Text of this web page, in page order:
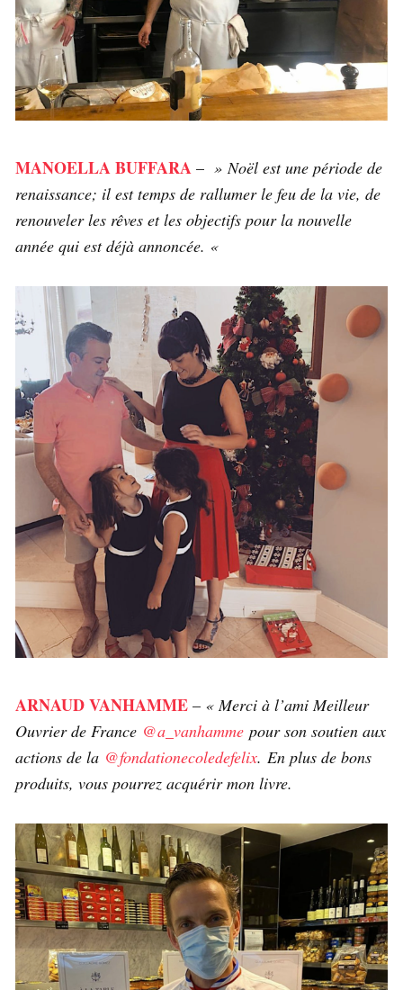
MANOELLA BUFFARA – » Noël est une période de
renaissance; il est temps de rallumer le feu de la vie, de
renouveler les rêves et les objectifs pour la nouvelle
année qui est déjà annoncée. «
ARNAUD VANHAMME – « Merci à l’ami Meilleur
Ouvrier de France @a_vanhamme pour son soutien aux
actions de la @fondationecoledefelix. En plus de bons
produits, vous pourrez acquérir mon livre.